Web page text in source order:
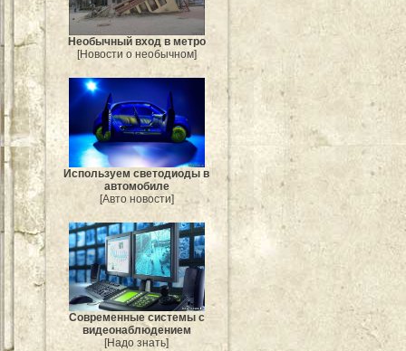
Необычный вход в метро
[Новости о необычном]
Используем светодиоды в
автомобиле
[Авто новости]
Современные системы с
видеонаблюдением
[Надо знать]